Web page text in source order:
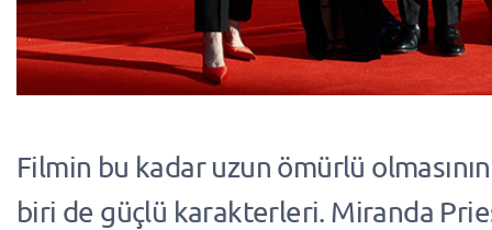
Filmin bu kadar uzun ömürlü
biri de güçlü karakterleri. Miranda